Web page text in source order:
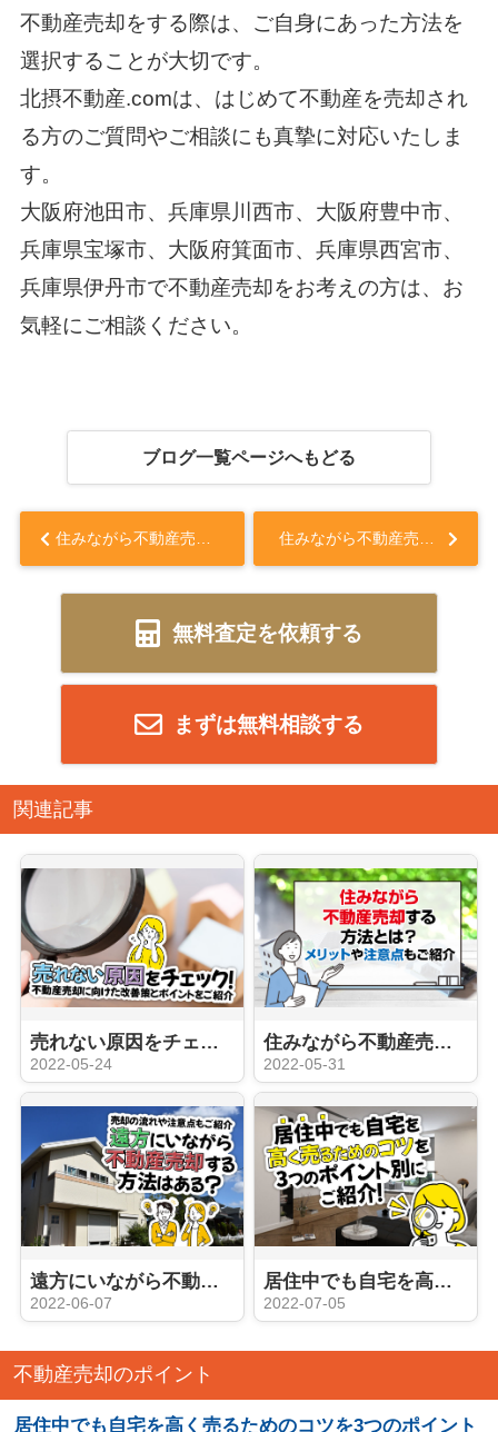
不動産売却をする際は、ご自身にあった方法を
選択することが大切です。
北摂不動産.comは、はじめて不動産を売却され
る方のご質問やご相談にも真摯に対応いたしま
す。
大阪府池田市、兵庫県川西市、大阪府豊中市、
兵庫県宝塚市、大阪府箕面市、兵庫県西宮市、
兵庫県伊丹市で不動産売却をお考えの方は、お
気軽にご相談ください。
ブログ一覧ページへもどる
住みながら不動産売却する方法とは？メリットや注意点もご紹介... 住みながら不動産売却する方法とは？メリットや注意点もご紹介...
無料査定を依頼する
まずは無料相談する
関連記事
売れない原因をチェック！不動産売却に向けた改善策とポイントをご紹介
2022-05-24
住みながら不動産売却する方法とは？メリットや注意点もご紹介
2022-05-31
遠方にいながら不動産売却する方法はある？売却の流れや注意点もご紹介
2022-06-07
居住中でも自宅を高く売るためのコツを3つのポイント別にご紹介！
2022-07-05
不動産売却のポイント
居住中でも自宅を高く売るためのコツを3つのポイント